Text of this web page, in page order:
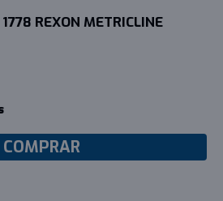
REXON METRICLINE
COMPRAR